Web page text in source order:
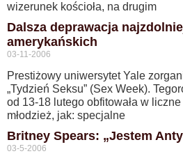
wizerunek kościoła, na drugim
Dalsza deprawacja
amerykańskich
03-11-2006
Prestiżowy uniwersytet Yale
„Tydzień Seksu” (Sex Week).
od 13-18 lutego obfitowała w
młodzież, jak: specjalne
Britney Spears: „Jestem
03-5-2006